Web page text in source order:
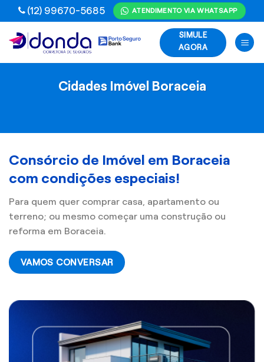
Skip
to
content
(12) 99670-5685 ATENDIMENTO VIA WHATSAPP
SIMULE
AGORA
Cidades Imóvel Boraceia
Consórcio de Imóvel em Boraceia
com condições especiais!
Para quem quer comprar casa, apartamento ou
terreno; ou mesmo começar uma construção ou
reforma em Boraceia.
VAMOS CONVERSAR